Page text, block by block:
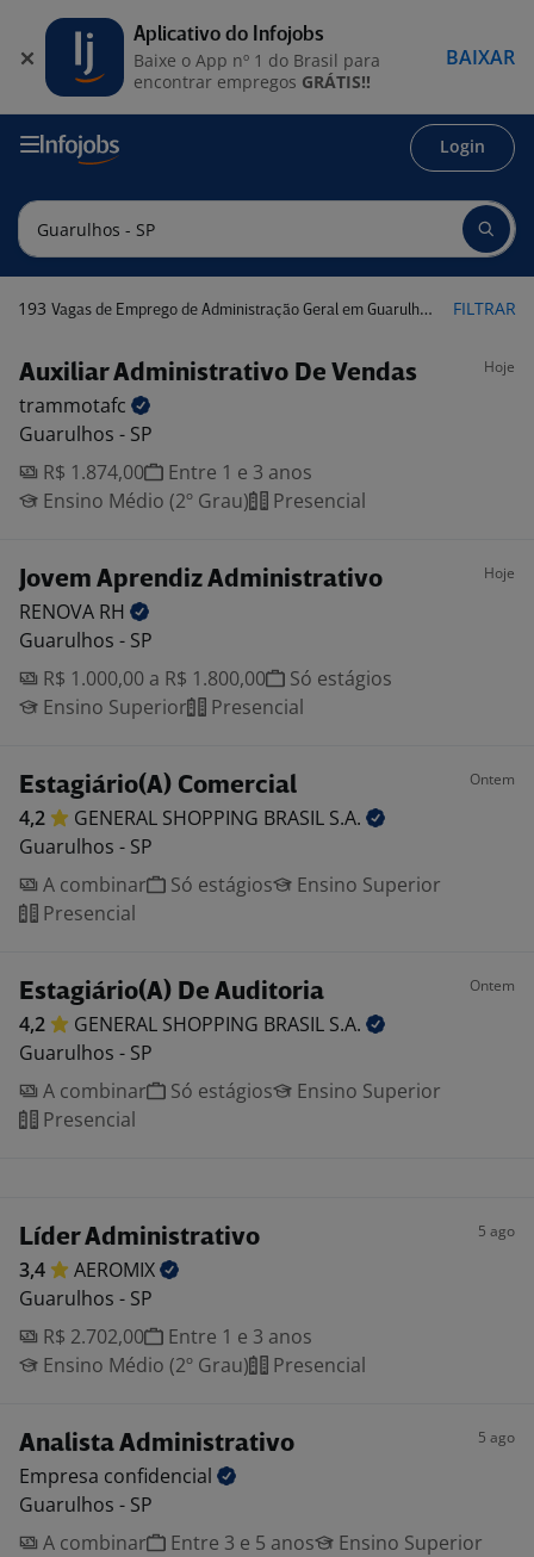
Login
193 Vagas de Emprego de Administração Geral em Guarulhos - SP FILTRAR
Auxiliar Administrativo De Vendas Hoje
trammotafc
Guarulhos - SP
R$ 1.874,00
Entre 1 e 3 anos
Ensino Médio (2º Grau)
Presencial
Jovem Aprendiz Administrativo Hoje
RENOVA RH
Guarulhos - SP
R$ 1.000,00 a R$ 1.800,00
Só estágios
Ensino Superior
Presencial
Estagiário(A) Comercial Ontem
4,2 GENERAL SHOPPING BRASIL S.A.
Guarulhos - SP
A combinar
Só estágios
Ensino Superior
Presencial
Estagiário(A) De Auditoria Ontem
4,2 GENERAL SHOPPING BRASIL S.A.
Guarulhos - SP
A combinar
Só estágios
Ensino Superior
Presencial
Líder Administrativo 5 ago
3,4
AEROMIX
Guarulhos - SP
R$ 2.702,00
Entre 1 e 3 anos
Ensino Médio (2º Grau)
Presencial
Analista Administrativo 5 ago
Empresa confidencial
Guarulhos - SP
A combinar
Entre 3 e 5 anos
Ensino Superior
Aplicativo do Infojobs
Baixe o App nº 1 do Brasil para
encontrar empregos GRÁTIS!!
BAIXAR